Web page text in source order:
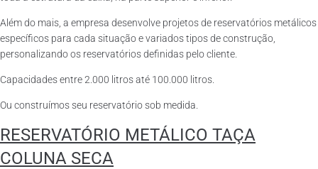
Além do mais, a empresa desenvolve projetos de reservatórios metálicos
específicos para cada situação e variados tipos de construção,
personalizando os reservatórios definidas pelo cliente.
Capacidades entre 2.000 litros até 100.000 litros.
Ou construímos seu reservatório sob medida.
RESERVATÓRIO METÁLICO TAÇA
COLUNA SECA